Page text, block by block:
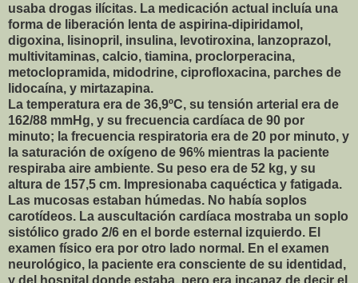
usaba drogas ilícitas. La medicación actual incluía una
forma de liberación lenta de aspirina-dipiridamol,
digoxina, lisinopril, insulina, levotiroxina, lanzoprazol,
multivitaminas, calcio, tiamina, proclorperacina,
metoclopramida, midodrine, ciprofloxacina, parches de
lidocaína, y mirtazapina.
La temperatura era de 36,9ºC, su tensión arterial era de
162/88 mmHg, y su frecuencia cardíaca de 90 por
minuto; la frecuencia respiratoria era de 20 por minuto, y
la saturación de oxígeno de 96% mientras la paciente
respiraba aire ambiente. Su peso era de 52 kg, y su
altura de 157,5 cm. Impresionaba caquéctica y fatigada.
Las mucosas estaban húmedas. No había soplos
carotídeos. La auscultación cardíaca mostraba un soplo
sistólico grado 2/6 en el borde esternal izquierdo. El
examen físico era por otro lado normal. En el examen
neurológico, la paciente era consciente de su identidad,
y del hospital donde estaba, pero era incapaz de decir el